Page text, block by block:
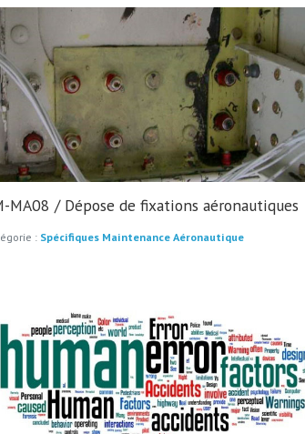
MA08 / Dépose de fixations aéronautiques
: Spécifiques Maintenance Aéronautique